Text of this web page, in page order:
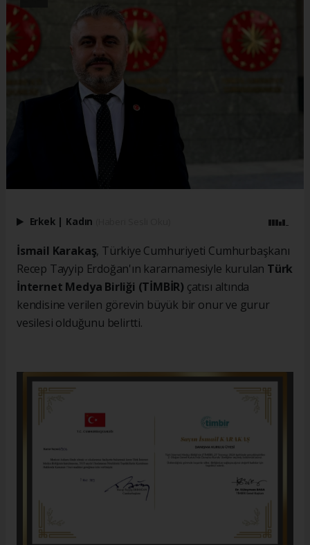
Erkek | Kadın
İsmail Karakaş, Türkiye Cumhuriyeti Cumhurbaşkanı
Recep Tayyip Erdoğan'ın kararnamesiyle kurulan Türk
İnternet Medya Birliği (TİMBİR) çatısı altında
kendisine verilen görevin büyük bir onur ve gurur
vesilesi olduğunu belirtti.